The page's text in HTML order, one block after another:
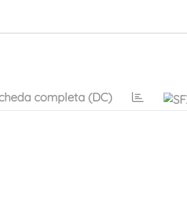
completa (DC)